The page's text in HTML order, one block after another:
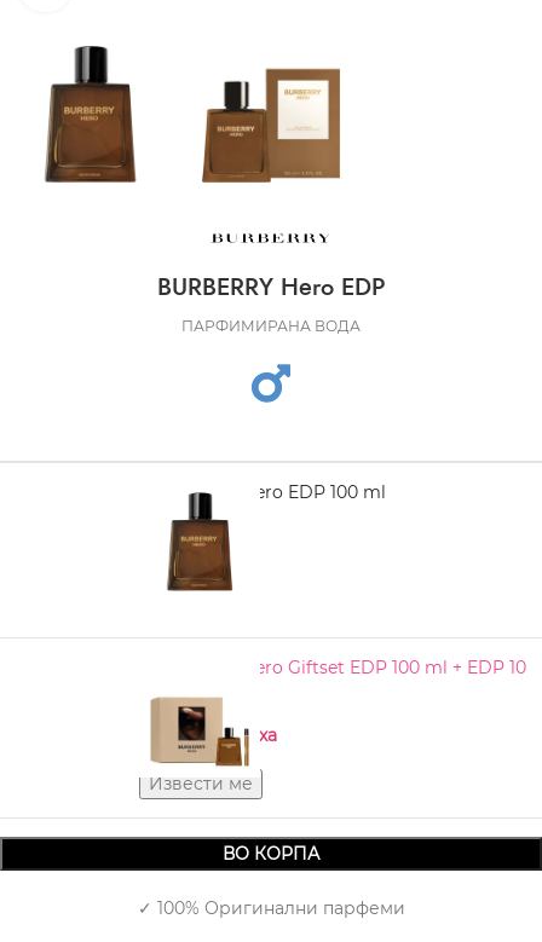
BURBERRY Hero EDP
ПАРФИМИРАНА ВОДА
BURBERRY Hero EDP 100 ml
5.380,00
BURBERRY Hero Giftset EDP 100 ml + EDP 10
Нема на залиха
ВО КОРПА
✓ 100% Оригинални парфеми